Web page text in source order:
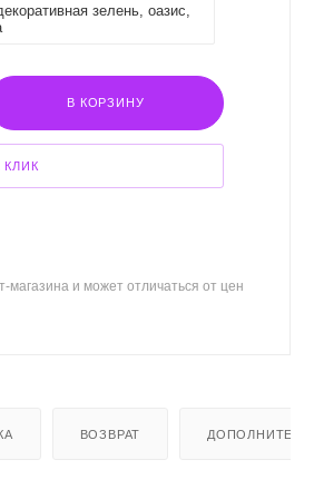
зелень, оазис,
В КОРЗИНУ
КЛИК
магазина и может отличаться от цен
ВОЗВРАТ